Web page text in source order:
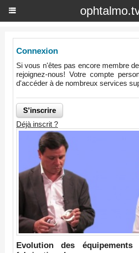
Connexion
Si vous n'êtes pas encore membre
rejoignez-nous! Votre compte
d'accéder à de nombreux services
Déjà inscrit ?
Evolution des